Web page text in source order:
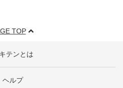
TOP
テンとは
ヘルプ